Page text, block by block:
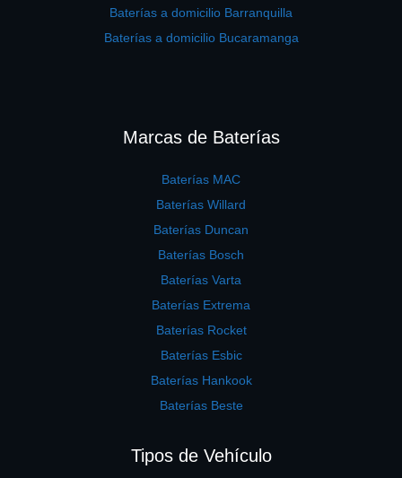
Baterías a domicilio Barranquilla
Baterías a domicilio Bucaramanga
Marcas de Baterías
Baterías MAC
Baterías Willard
Baterías Duncan
Baterías Bosch
Baterías Varta
Baterías Extrema
Baterías Rocket
Baterías Esbic
Baterías Hankook
Baterías Beste
Tipos de Vehículo